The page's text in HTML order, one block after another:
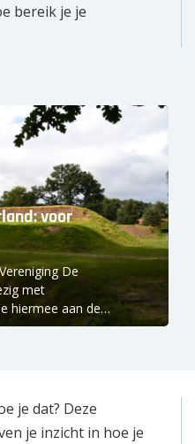
bereik je je
voor
De
met
hiermee aan de…
je dat? Deze
je inzicht in hoe je